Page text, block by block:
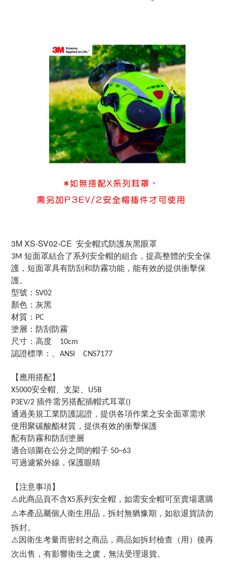
3M XS-SV02-CE 安全帽式防護灰黑眼罩
3M 短面罩結合了系列安全帽的組合，提高整體的安全保
護， 短面罩具有防刮和防霧功能，能有效的提供衝擊保
護。
型號： SV02
顏色：灰黑
材質： PC
塗層： 防刮防霧
尺寸： 高度 10cm
認證標準： 、 ANSI CNS7177
【應用搭配】
X5000安全帽、 支架、
U5B
P3EV/2 插件需另搭配插帽式耳罩()
通過美規工業防護認證，提供各項作業之安全面罩需求
使用聚碳酸酯材質，提供有效的衝擊保護
配有防霧和防刮塗層
適合頭圍在公分之間的帽子 50~63
可過濾紫外線，保護眼睛
【注意事項】
⚠️此商品頁不含X5系列安全帽，如需安全帽可至賣場選購
⚠️本產品屬個人衛生用品，拆封無猶豫期，如欲退貨請勿
拆封。
⚠️因衛生考量而密封之商品，商品如拆封檢查（用）後再
次出售，有影響衛生之虞，無法受理退貨。